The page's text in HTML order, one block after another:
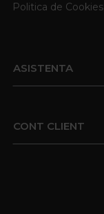
Politica de Cookies
ASISTENTA
CONT CLIENT